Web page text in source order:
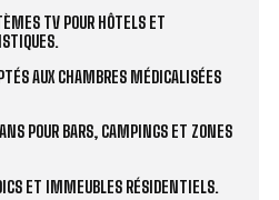
TV POUR HÔTELS ET
AUX CHAMBRES MÉDICALISÉES
POUR BARS, CAMPINGS ET ZONES
ET IMMEUBLES RÉSIDENTIELS.